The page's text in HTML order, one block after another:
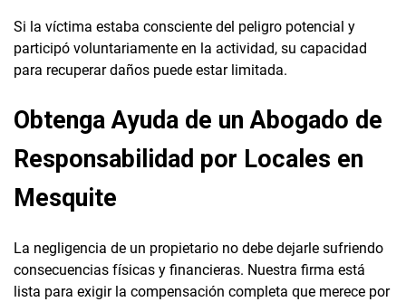
Si la víctima estaba consciente del peligro potencial y
participó voluntariamente en la actividad, su capacidad
para recuperar daños puede estar limitada.
Obtenga Ayuda de un Abogado de
Responsabilidad por Locales en
Mesquite
La negligencia de un propietario no debe dejarle sufriendo
consecuencias físicas y financieras. Nuestra firma está
lista para exigir la compensación completa que merece por